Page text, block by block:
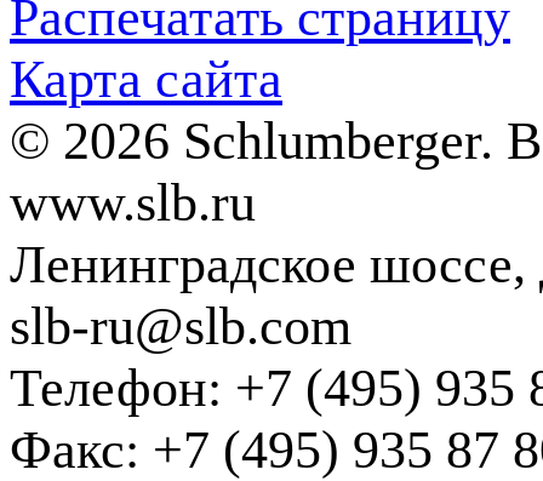
Распечатать страницу
Карта сайта
© 2026 Schlumberger.
www.slb.ru
Ленинградское
slb-ru@slb.com
Телефон: +7 (495) 935
Факс: +7 (495) 935 87